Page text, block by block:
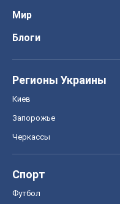
Мир
Блоги
Регионы Украины
Киев
Запорожье
Черкассы
Спорт
Футбол